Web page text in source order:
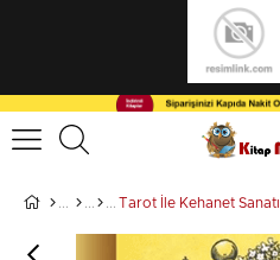
Tarot İle Kehanet Sanatı